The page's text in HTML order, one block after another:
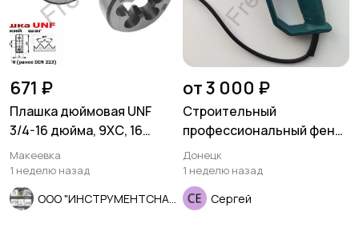
671 ₽
Плашка дюймовая UNF
3/4-16 дюйма, 9ХС, 16
нитей, мелкий шаг, 45/14
мм
Макеевка
1 неделю назад
от 3 000 ₽
Строительный
профессиональный фен
2000 Вт.
Донецк
1 неделю назад
Сергей